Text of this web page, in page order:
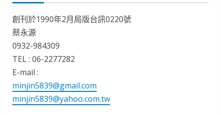
創刊於1990年2月局版台訊0220號
蔡永源
0932-984309
TEL : 06-2277282
E-mail :
minjin5839@gmail.com
minjin5839@yahoo.com.tw